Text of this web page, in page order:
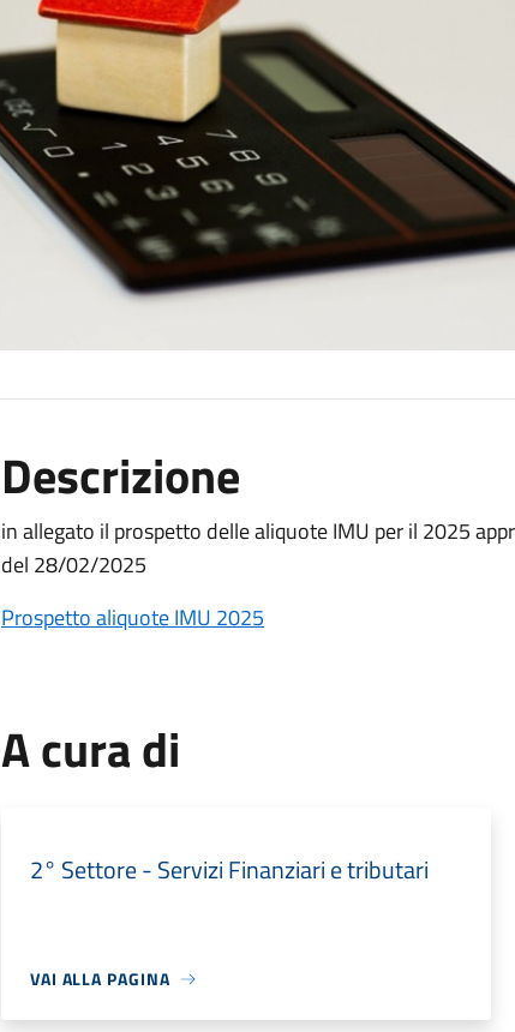
Descrizione
in allegato il prospetto delle aliquote IMU per il 2025
del 28/02/2025
Prospetto aliquote IMU 2025
A cura di
2° Settore - Servizi Finanziari e tributari
VAI ALLA PAGINA